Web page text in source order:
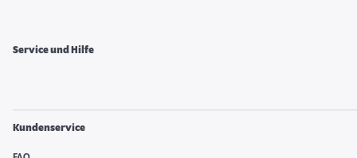
Service und Hilfe
Kundenservice